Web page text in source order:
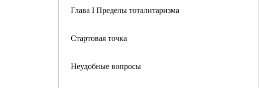
Глава I Пределы тоталитаризма
Стартовая точка
Неудобные вопросы